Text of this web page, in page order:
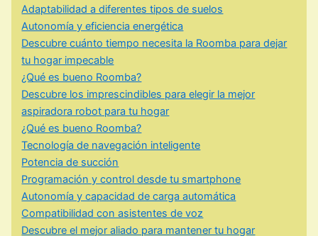
Adaptabilidad a diferentes tipos de suelos
Autonomía y eficiencia energética
Descubre cuánto tiempo necesita la Roomba para dejar
tu hogar impecable
¿Qué es bueno Roomba?
Descubre los imprescindibles para elegir la mejor
aspiradora robot para tu hogar
¿Qué es bueno Roomba?
Tecnología de navegación inteligente
Potencia de succión
Programación y control desde tu smartphone
Autonomía y capacidad de carga automática
Compatibilidad con asistentes de voz
Descubre el mejor aliado para mantener tu hogar